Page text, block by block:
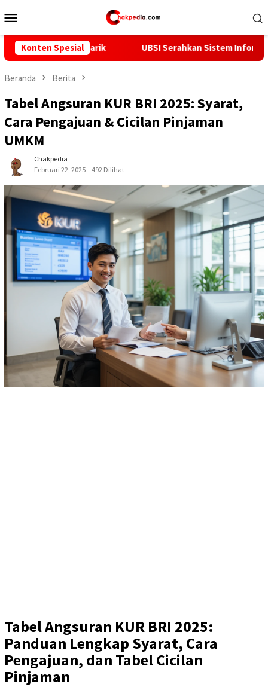
ke
Mobile
Konten Spesial
UBSI Serahkan Sistem Informasi Tracer Study
Beranda Berita
Tabel Angsuran KUR BRI 2025: Syarat,
Cara Pengajuan & Cicilan Pinjaman
UMKM
Chakpedia
Februari 22, 2025
492 Dilihat
Tabel Angsuran KUR BRI 2025:
Panduan Lengkap Syarat, Cara
Pengajuan, dan Tabel Cicilan
Pinjaman